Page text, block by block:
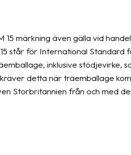
märkning även gälla vid handel
står för International Standard
inklusive stödjevirke,
detta när träemballage
Storbritannien från och med